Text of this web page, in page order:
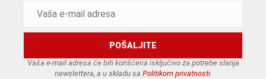
Vaša e-mail adresa će biti korišćena isključivo za potrebe slanja
newslettera, a u skladu sa Politikom privatnosti.